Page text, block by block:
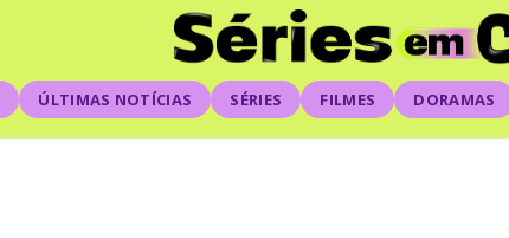
ÚLTIMAS NOTÍCIAS SÉRIES FILMES DORAMAS